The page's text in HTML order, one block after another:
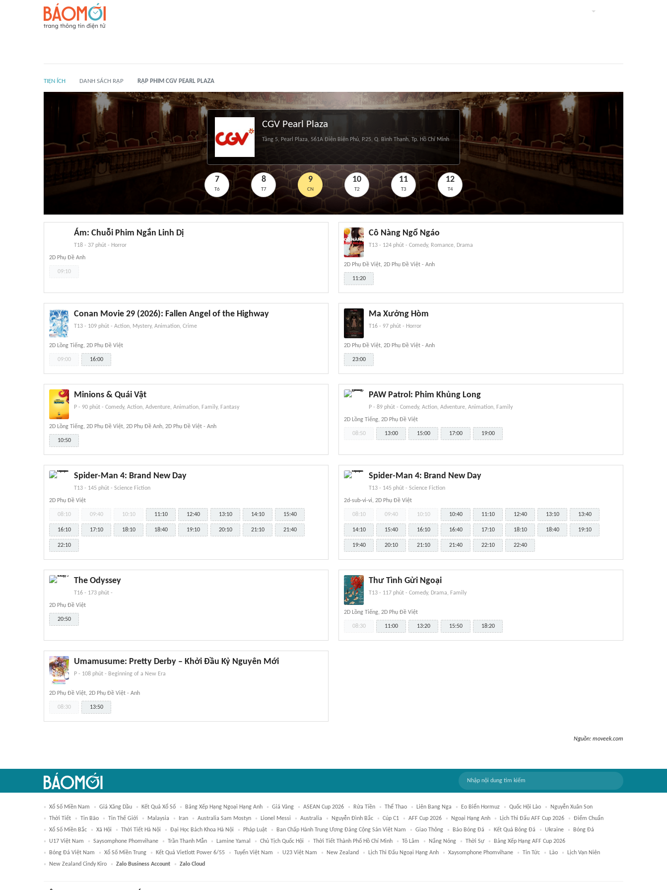
TIỆN ÍCH DANH SÁCH RẠP RẠP PHIM CGV PEARL PLAZA
CGV Pearl Plaza
Tầng 5, Pearl Plaza, 561A Điện Biên Phủ, P.25, Q. Bình Thạnh, Tp. Hồ Chí Minh
7
T6
8
T7
9
CN
10
T2
11
T3
12
T4
Ám: Chuỗi Phim Ngắn Linh Dị
T18 - 37 phút - Horror
2D Phụ Đề Anh
09:10
Cô Nàng Ngổ Ngáo
T13 - 124 phút - Comedy, Romance, Drama
2D Phụ Đề Việt, 2D Phụ Đề Việt - Anh
11:20
Conan Movie 29 (2026): Fallen Angel of the Highway
T13 - 109 phút - Action, Mystery, Animation, Crime
2D Lồng Tiếng, 2D Phụ Đề Việt
09:00 16:00
Ma Xưởng Hòm
T16 - 97 phút - Horror
2D Phụ Đề Việt, 2D Phụ Đề Việt - Anh
23:00
Minions & Quái Vật
P - 90 phút - Comedy, Action, Adventure, Animation, Family, Fantasy
2D Lồng Tiếng, 2D Phụ Đề Việt, 2D Phụ Đề Anh, 2D Phụ Đề Việt - Anh
10:50
PAW Patrol: Phim Khủng Long
P - 89 phút - Comedy, Action, Adventure, Animation, Family
2D Lồng Tiếng, 2D Phụ Đề Việt
08:50 13:00 15:00 17:00 19:00
Spider-Man 4: Brand New Day
T13 - 145 phút - Science Fiction
2D Phụ Đề Việt
08:10 09:40 10:10 11:10 12:40 13:10 14:10 15:40
16:10 17:10 18:10 18:40 19:10 20:10 21:10 21:40
22:10
Spider-Man 4: Brand New Day
T13 - 145 phút - Science Fiction
2d-sub-vi-vi, 2D Phụ Đề Việt
08:10 09:40 10:10 10:40 11:10 12:40 13:10 13:40
14:10 15:40 16:10 16:40 17:10 18:10 18:40 19:10
19:40 20:10 21:10 21:40 22:10 22:40
The Odyssey
T16 - 173 phút -
2D Phụ Đề Việt
20:50
Thư Tình Gửi Ngoại
T13 - 117 phút - Comedy, Drama, Family
2D Lồng Tiếng, 2D Phụ Đề Việt
08:30 11:00 13:20 15:50 18:20
Umamusume: Pretty Derby – Khởi Đầu Kỷ Nguyên Mới
P - 108 phút - Beginning of a New Era
2D Phụ Đề Việt, 2D Phụ Đề Việt - Anh
08:30 13:50
Nguồn: moveek.com
Xổ Số Miền Nam Giá Xăng Dầu Kết Quả Xổ Số Bảng Xếp Hạng Ngoại Hạng Anh Giá Vàng ASEAN Cup 2026 Rửa Tiền Thể Thao Liên Bang Nga Eo Biển Hormuz Quốc Hội Lào
Nguyễn Xuân Son
Thời Tiết
Tin Bão Tin Thế Giới Malaysia Iran Australia Sam Mostyn Lionel Messi Australia Nguyễn Đình Bắc Cúp C1 AFF Cup 2026 Ngoại Hạng Anh Lịch Thi Đấu AFF Cup 2026
Điểm Chuẩn
Xổ Số Miền Bắc
Xã Hội Thời Tiết Hà Nội Đại Học Bách Khoa Hà Nội Pháp Luật Ban Chấp Hành Trung Ương Đảng Cộng Sản Việt Nam Giao Thông Báo Bóng Đá Kết Quả Bóng Đá Ukraine
Bóng Đá
U17 Việt Nam
Saysomphone Phomvihane Trần Thanh Mẫn Lamine Yamal Chủ Tịch Quốc Hội Thời Tiết Thành Phố Hồ Chí Minh Tô Lâm Nắng Nóng Thời Sự
Bảng Xếp Hạng AFF Cup 2026
Bóng Đá Việt Nam
Xổ Số Miền Trung Kết Quả Vietlott Power 6/55 Tuyển Việt Nam U23 Việt Nam New Zealand Lịch Thi Đấu Ngoại Hạng Anh Xaysomphone Phomvihane Tin Tức Lào
Lịch Vạn Niên
New Zealand Cindy Kiro
Zalo Business Account Zalo Cloud